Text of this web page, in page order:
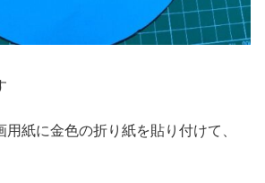
用紙に金色の折り紙を貼り付けて、